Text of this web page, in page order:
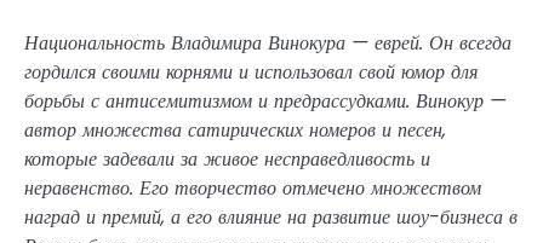
Национальность Владимира Винокура — еврей. Он всегда
гордился своими корнями и использовал свой юмор для
борьбы с антисемитизмом и предрассудками. Винокур —
автор множества сатирических номеров и песен,
которые задевали за живое несправедливость и
неравенство. Его творчество отмечено множеством
наград и премий, а его влияние на развитие шоу-бизнеса в